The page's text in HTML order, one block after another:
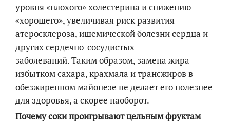
уровня «плохого» холестерина и снижению
«хорошего», увеличивая риск развития
атеросклероза, ишемической болезни сердца и
других сердечно-сосудистых
заболеваний. Таким образом, замена жира
избытком сахара, крахмала и трансжиров в
обезжиренном майонезе не делает его полезнее
для здоровья, а скорее наоборот.
Почему соки проигрывают цельным фруктам